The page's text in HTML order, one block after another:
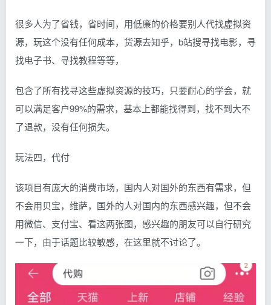
很多人为了省钱，省时间，用低廉的价格要别人代找虚拟资
源，玩这个没有任何成本，货源去知乎，b站搜寻找电影，寻
找电子书、寻找教程等等，
包含了所有找寻这些虚拟资源的技巧，只要耐心的学会，就
可以满足客户99%的需求，基本上都能找得到，找不到大不
了退款，没有任何损失。
玩法四，代付
该项目有庞大的消费市场，国内人对国外的东西有需求，但
不会用贝宝，维萨，国外的人对国内的东西感兴趣，但不会
用微信、支付宝、看这两张图，感兴趣的朋友可以自行研究
一下，由于话题比较敏感，在这里就不讨论了。